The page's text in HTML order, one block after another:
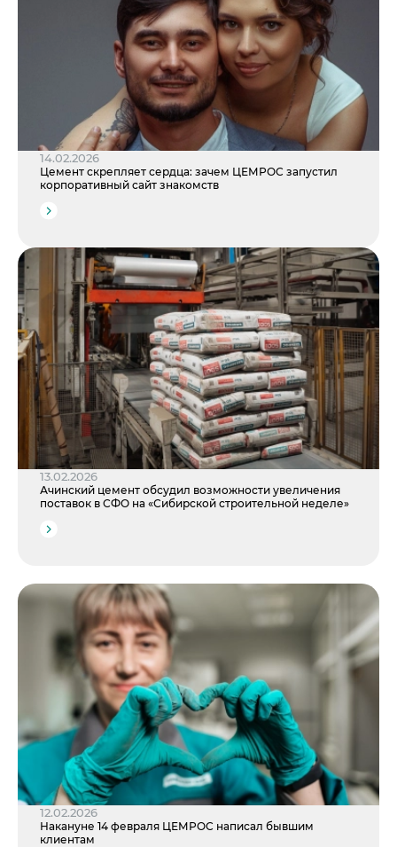
14.02.2026
Цемент скрепляет сердца: зачем ЦЕМРОС запустил
корпоративный сайт знакомств
13.02.2026
Ачинский цемент обсудил возможности увеличения
поставок в СФО на «Сибирской строительной неделе»
12.02.2026
Накануне 14 февраля ЦЕМРОС написал бывшим
клиентам